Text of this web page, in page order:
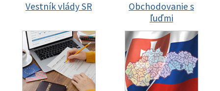
Vestník vlády SR
Obchodovanie s
ľuďmi